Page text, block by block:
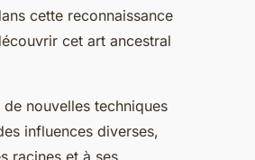
cette reconnaissance
cet art ancestral
nouvelles techniques
influences diverses,
racines et à ses